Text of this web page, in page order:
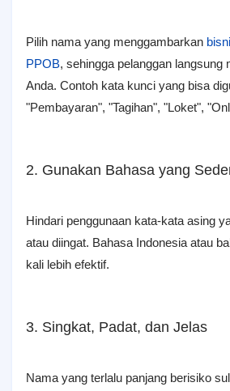
Pilih nama yang menggambarkan
PPOB, sehingga pelanggan langsung
Anda. Contoh kata kunci yang bisa
"Pembayaran", "Tagihan", "Loket",
2. Gunakan Bahasa yang
Hindari penggunaan kata-kata asing
atau diingat. Bahasa Indonesia atau
kali lebih efektif.
3. Singkat, Padat, dan Jelas
Nama yang terlalu panjang berisiko